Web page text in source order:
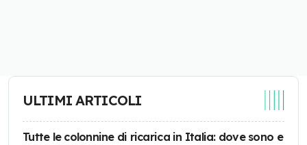
ULTIMI ARTICOLI
Tutte le colonnine di ricarica in Italia: dove sono e